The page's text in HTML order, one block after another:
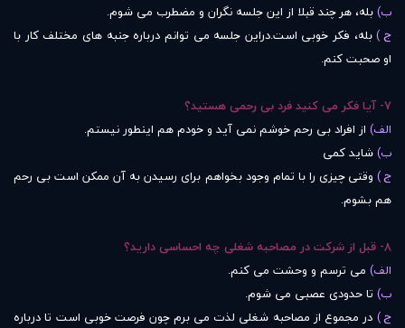
ب)بله، هر چند قبلا از این جلسه نگران و مضطرب می شوم.
ج )بله، فکر خوبی است.دراین جلسه می توانم درباره جنبه های مختلف کار با
او صحبت کنم.
7- آیا فکر می کنید فرد بی رحمی هستید؟
الف) از افراد بی رحم خوشم نمی آید و خودم هم اینطور نیستم.
ب)شاید کمی
ج ) وقتی چیزی را با تمام وجود بخواهم برای رسیدن به آن ممکن است بی رحم
هم بشوم.
8- قبل از شرکت در مصاحبه شغلی چه احساسی دارید؟
الف) می ترسم و وحشت می کنم.
ب) تا حدودی عصبی می شوم.
ج ) در مجموع از مصاحبه شغلی لذت می برم چون فرصت خوبی است تا درباره